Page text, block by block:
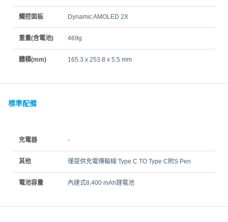
觸控面板 Dynamic AMOLED 2X
重量(含電池) 469g
體積(mm) 165.3 x 253.8 x 5.5 mm
標準配備
充電器 -
其他 僅提供充電傳輸線:Type C TO Type C附S Pen
電池容量 內建式8,400 mAh鋰電池